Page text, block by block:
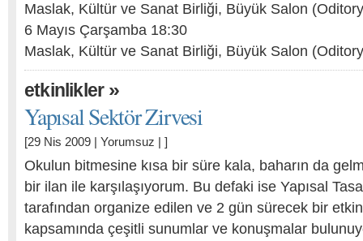
Maslak, Kültür ve Sanat Birliği, Büyük Salon
6 Mayıs Çarşamba 18:30
Maslak, Kültür ve Sanat Birliği, Büyük Salon
etkinlikler»
Yapısal Sektör Zirvesi
[29 Nis 2009 | Yorumsuz | ]
Okulun bitmesine kısa bir süre kala, baharın da
bir ilan ile karşılaşıyorum. Bu defaki ise Yapısal
tarafından organize edilen ve 2 gün sürecek bir
kapsamında çeşitli sunumlar ve konuşmalar